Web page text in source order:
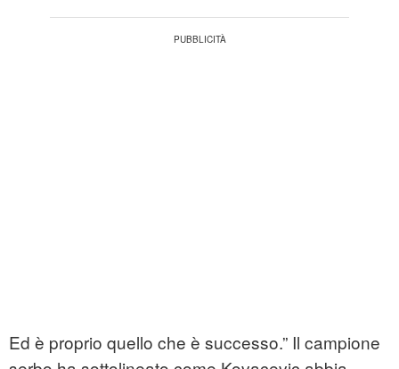
Ed è proprio quello che è successo.” Il campione